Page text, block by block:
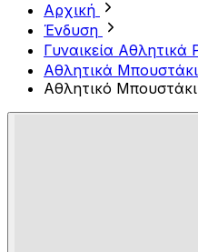
Αρχική
Ένδυση
Γυναικεία Αθλητικά
Aθλητικά
Αθλητικό